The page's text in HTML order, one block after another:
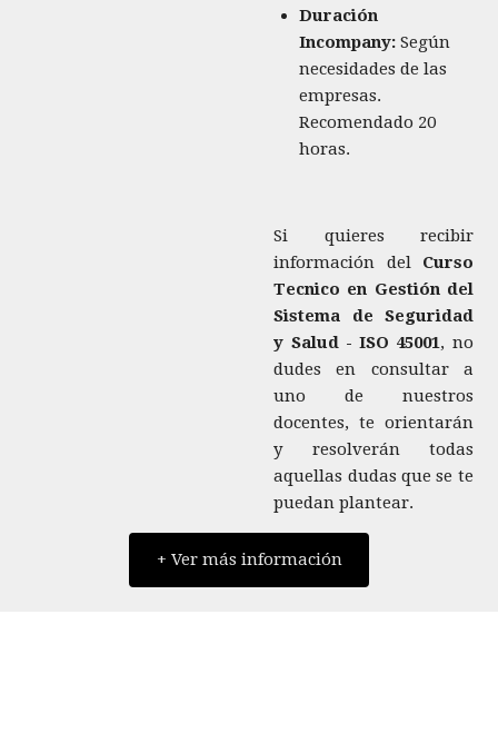
Duración
Incompany: Según
necesidades de las
empresas.
Recomendado 20
horas.
Si quieres recibir
información del Curso
Tecnico en Gestión del
Sistema de Seguridad
y Salud - ISO 45001, no
dudes en consultar a
uno de nuestros
docentes, te orientarán
y resolverán todas
aquellas dudas que se te
puedan plantear.
+ Ver más información